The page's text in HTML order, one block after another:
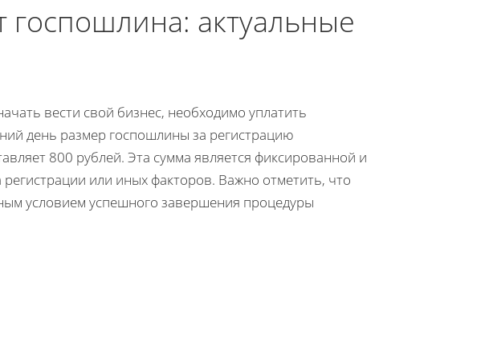
госпошлина: актуальные
вести свой бизнес, необходимо уплатить
день размер госпошлины за регистрацию
800 рублей. Эта сумма является фиксированной и
или иных факторов. Важно отметить, что
условием успешного завершения процедуры